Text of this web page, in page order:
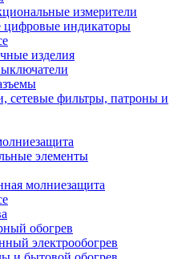
измерители
индикаторы
изделия
сетевые фильтры, патроны и
элементы
молниезащита
обогрев
электрообогрев